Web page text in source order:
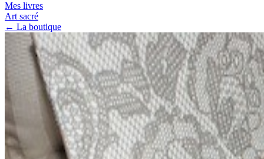
Mes livres
Art sacré
← La boutique